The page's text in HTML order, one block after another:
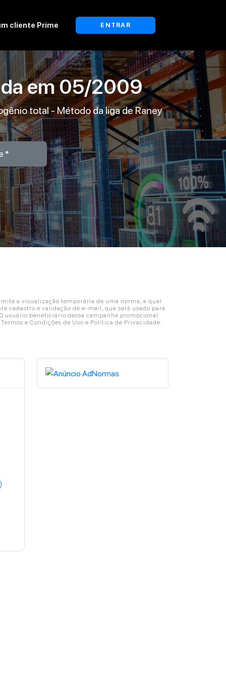
cliente Prime ENTRAR
em05/2009
total - Método da liga de Raney
a visualização temporária de uma norma, a qual
cadastro e validação de e-mail, que será usado para
usuário beneficiário dessa campanha promocional
e Condições de Uso e Política de Privacidade.